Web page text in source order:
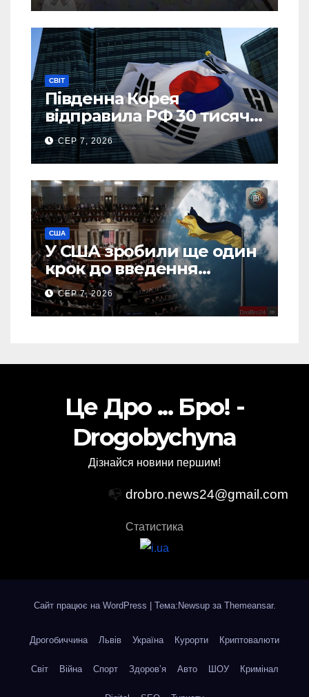
СВІТ
Південна Корея
відправила РФ 30 тисяч
тонн авіапалива
СЕР 7, 2026
США
У США зробили ще один
крок до введення
“пекельних санкцій”
проти Росії
СЕР 7, 2026
Це Дро ... Бро! -
Drogobychyna
Дізнайся новини першим!
📭 drobro.news24@gmail.com
Статистика
Сайт працює на WordPress Тема:Newsup за Themeansar.
Дрогобиччина Львів Україна Курорти Криптовалюти
Світ Війна Спорт Здоров’я Авто ШОУ Кримінал